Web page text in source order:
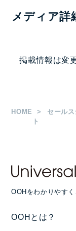
B3シングル（1
B3ワイド（1車
メディア詳
枚数
掲出開始日
掲載情報は変
HOME
セールス
ト
OOHをわかりやすく
OOHとは？